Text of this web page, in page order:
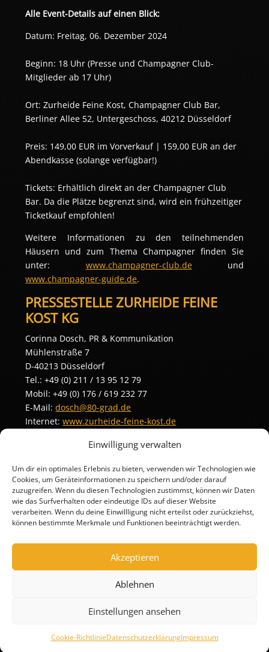
Einwilligung verwalten
Um dir ein optimales Erlebnis zu bieten, verwenden wir Technologien wie
Cookies, um Geräteinformationen zu speichern und/oder darauf
zuzugreifen. Wenn du diesen Technologien zustimmst, können wir Daten
wie das Surfverhalten oder eindeutige IDs auf dieser Website
verarbeiten. Wenn du deine Einwillligung nicht erteilst oder zurückziehst,
können bestimmte Merkmale und Funktionen beeinträchtigt werden.
Akzeptieren
Ablehnen
Einstellungen ansehen
Cookie-RichtlinieDatenschutzerklärungImpressum
Alle Event-Details auf einen Blick:
Datum: Freitag, 06. Dezember 2024
Beginn: 18 Uhr (Presse und Champagner Club-
Mitglieder ab 17 Uhr)
Ort: Zurheide Feine Kost, Champagner Club Bar,
Berliner Allee 52, Untergeschoss, 40212 Düsseldorf
Preis: 149,00 EUR im Vorverkauf | 159,00 EUR an der
Abendkasse (solange verfügbar!)
Tickets: Erhältlich direkt an der Champagner Club
Bar. Da die Plätze begrenzt sind, wird ein frühzeitiger
Ticketkauf empfohlen!
Weitere Informationen zu den teilnehmenden
Häusern und zum Thema Champagner finden Sie
unter: www.champagner-club.de
www.champagner-guide.de.
PRESSESTELLE ZURHEIDE FEINE
KOST KG
Corinna Dosch, PR & Kommunikation
Mühlenstraße 7
D-40213 Düsseldorf
Tel.: +49 (0) 211 / 13 95 12 79
Mobil: +49 (0) 176 / 619 232 77
E-Mail:dosch@80-grad.de
Internet:www.zurheide-feine-kost.de